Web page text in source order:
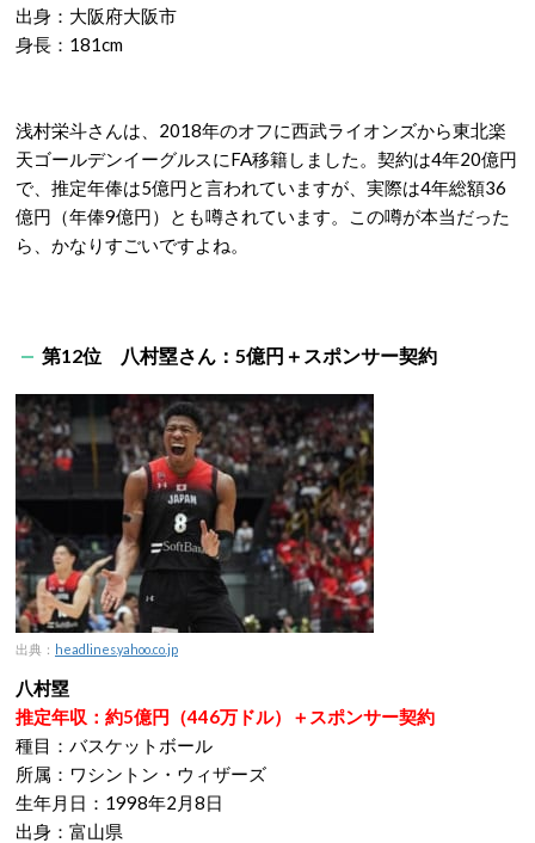
出身：大阪府大阪市
身長：181cm
浅村栄斗さんは、2018年のオフに西武ライオンズから東北楽
天ゴールデンイーグルスにFA移籍しました。契約は4年20億円
で、推定年俸は5億円と言われていますが、実際は4年総額36
億円（年俸9億円）とも噂されています。この噂が本当だった
ら、かなりすごいですよね。
第12位 八村塁さん：5億円＋スポンサー契約
出典： headlines.yahoo.co.jp
八村塁
推定年収：約5億円（446万ドル）＋スポンサー契約
種目：バスケットボール
所属：ワシントン・ウィザーズ
生年月日：1998年2月8日
出身：富山県